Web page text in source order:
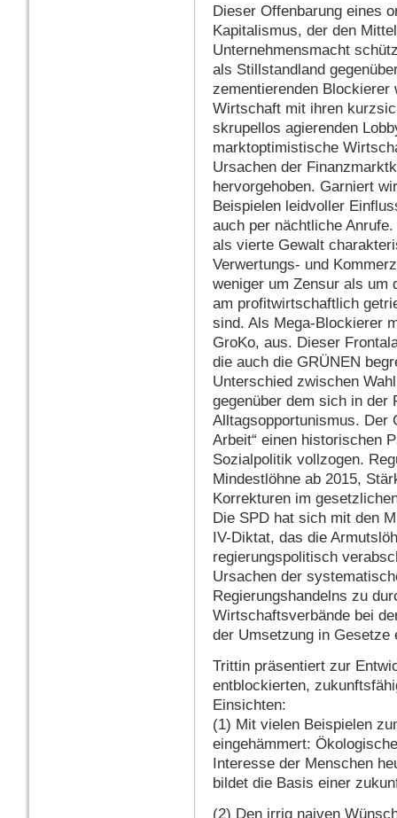
Dieser Offenbarung eines
Kapitalismus, der den
Unternehmensmacht
als Stillstandland
zementierenden
Wirtschaft mit ihren
skrupellos agierenden
marktoptimistische
Ursachen der
hervorgehoben. Garniert
Beispielen leidvoller
auch per nächtliche
als vierte Gewalt
Verwertungs- und
weniger um Zensur als um
am profitwirtschaftlich
sind. Als Mega-Blockierer
GroKo, aus. Dieser
die auch die GRÜNEN
Unterschied zwischen
gegenüber dem sich in der
Alltagsopportunismus. Der
Arbeit“ einen historischen
Sozialpolitik vollzogen.
Mindestlöhne ab 2015,
Korrekturen im
Die SPD hat sich mit den
IV-Diktat, das die
regierungspolitisch
Ursachen der
Regierungshandelns zu
Wirtschaftsverbände bei
der Umsetzung in Gesetze
Trittin präsentiert zur
entblockierten,
Einsichten:
(1) Mit vielen Beispielen
eingehämmert:
Interesse der Menschen
bildet die Basis einer
(2) Den irrig naiven